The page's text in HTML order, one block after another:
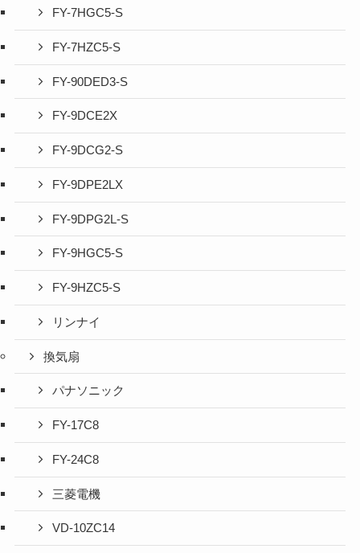
FY-7HGC5-S
FY-7HZC5-S
FY-90DED3-S
FY-9DCE2X
FY-9DCG2-S
FY-9DPE2LX
FY-9DPG2L-S
FY-9HGC5-S
FY-9HZC5-S
リンナイ
換気扇
パナソニック
FY-17C8
FY-24C8
三菱電機
VD-10ZC14